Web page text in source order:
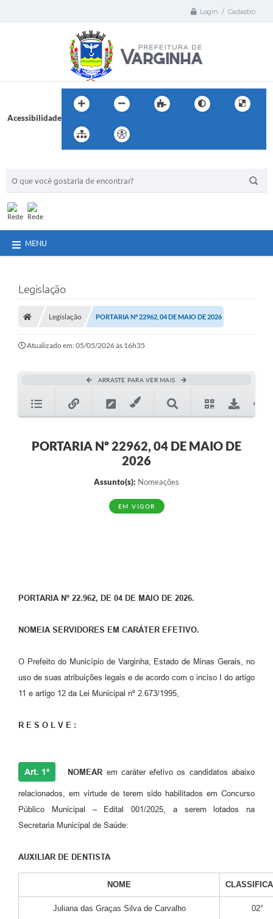
Login / Cadastro
Acessibilidade
MENU
Legislação
Legislação PORTARIA Nº 22962, 04 DE MAIO DE 2026
Atualizado em: 05/05/2026 às 16h35
ARRASTE PARA VER MAIS
PORTARIA Nº 22962, 04 DE MAIO DE
2026
Assunto(s): Nomeações
EM VIGOR
PORTARIA Nº 22.962, DE 04 DE MAIO DE 2026.
NOMEIA SERVIDORES EM CARÁTER EFETIVO.
O Prefeito do Município de Varginha, Estado de Minas Gerais, no
uso de suas atribuições legais e de acordo com o inciso I do artigo
11 e artigo 12 da Lei Municipal nº 2.673/1995,
R E S O L V E :
Art. 1º NOMEAR em caráter efetivo os candidatos abaixo
relacionados, em virtude de terem sido habilitados em Concurso
Público Municipal – Edital 001/2025, a serem lotados na
Secretaria Municipal de Saúde:
AUXILIAR DE DENTISTA
NOME
Juliana das Graças Silva de Carvalho
02°